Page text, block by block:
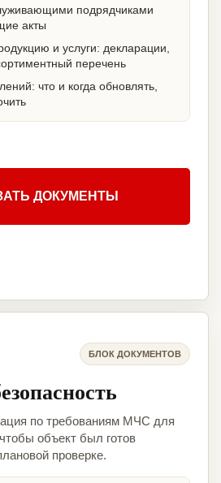
подрядчиками
акты
и услуги: декларации,
перечень
что и когда обновлять,
ДОКУМЕНТЫ
БЛОК ДОКУМЕНТОВ
по требованиям МЧС для
объект был готов
проверке.